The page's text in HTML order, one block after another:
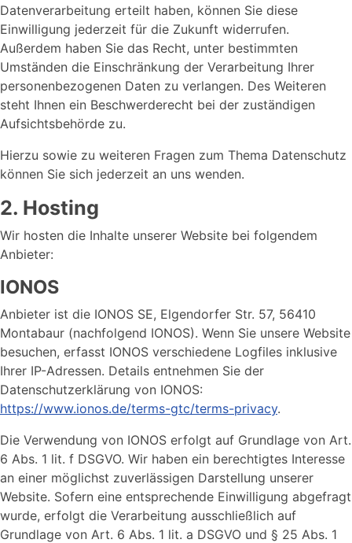
Datenverarbeitung erteilt haben, können Sie diese
Einwilligung jederzeit für die Zukunft widerrufen.
Außerdem haben Sie das Recht, unter bestimmten
Umständen die Einschränkung der Verarbeitung Ihrer
personenbezogenen Daten zu verlangen. Des Weiteren
steht Ihnen ein Beschwerderecht bei der zuständigen
Aufsichtsbehörde zu.
Hierzu sowie zu weiteren Fragen zum Thema Datenschutz
können Sie sich jederzeit an uns wenden.
2. Hosting
Wir hosten die Inhalte unserer Website bei folgendem
Anbieter:
IONOS
Anbieter ist die IONOS SE, Elgendorfer Str. 57, 56410
Montabaur (nachfolgend IONOS). Wenn Sie unsere Website
besuchen, erfasst IONOS verschiedene Logfiles inklusive
Ihrer IP-Adressen. Details entnehmen Sie der
Datenschutzerklärung von IONOS:
https://www.ionos.de/terms-gtc/terms-privacy.
Die Verwendung von IONOS erfolgt auf Grundlage von Art.
6 Abs. 1 lit. f DSGVO. Wir haben ein berechtigtes Interesse
an einer möglichst zuverlässigen Darstellung unserer
Website. Sofern eine entsprechende Einwilligung abgefragt
wurde, erfolgt die Verarbeitung ausschließlich auf
Grundlage von Art. 6 Abs. 1 lit. a DSGVO und § 25 Abs. 1